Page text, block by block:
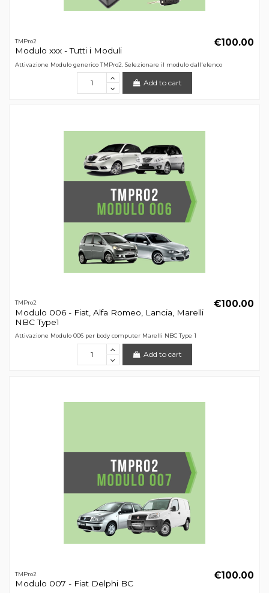
TMPro2
Modulo xxx - Tutti i Moduli
€100.00
Attivazione Modulo generico TMPro2. Selezionare il modulo dall'elenco
Add to cart
TMPro2
Modulo 006 - Fiat, Alfa Romeo, Lancia, Marelli
NBC Type1
€100.00
Attivazione Modulo 006 per body computer Marelli NBC Type 1
Add to cart
TMPro2
Modulo 007 - Fiat Delphi BC
€100.00